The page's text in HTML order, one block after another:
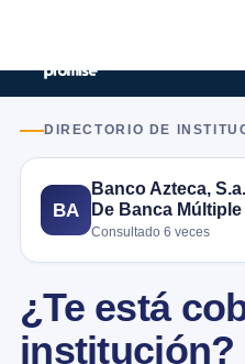
DIRECTORIO DE
BA
Banco Azteca,
De Banca Múltiple
Consultado 6 veces
¿Te está
institución?